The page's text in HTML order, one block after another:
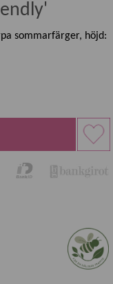
sommarfärger, höjd: